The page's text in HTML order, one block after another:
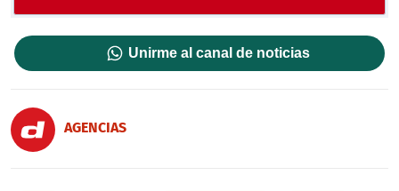
Unirme al canal de noticias
AGENCIAS